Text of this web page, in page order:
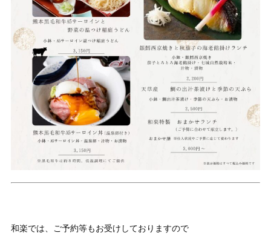
和楽では、ご予約等もお受けしておりますので